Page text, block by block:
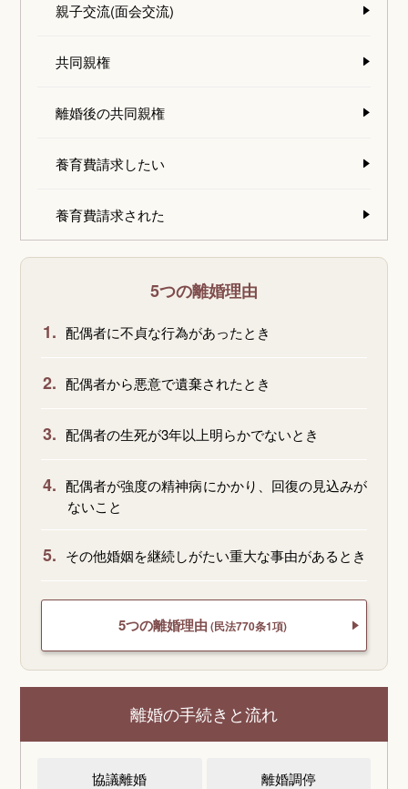
親子交流(面会交流)
共同親権
離婚後の共同親権
養育費請求したい
養育費請求された
5つの離婚理由
1. 配偶者に不貞な行為があったとき
2. 配偶者から悪意で遺棄されたとき
3. 配偶者の生死が3年以上明らかでないとき
4. 配偶者が強度の精神病にかかり、回復の見込みが
ないこと
5. その他婚姻を継続しがたい重大な事由があるとき
5つの離婚理由 (民法770条1項)
離婚の手続きと流れ
協議離婚 離婚調停